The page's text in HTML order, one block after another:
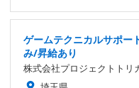
ゲームテクニカルサポー
み/昇給あり
株式会社プロジェクトトリ